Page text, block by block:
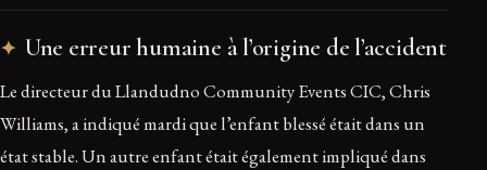
Une erreur humaine à l’origine de l’accident
Le directeur du Llandudno Community Events CIC, Chris
Williams, a indiqué mardi que l’enfant blessé était dans un
état stable. Un autre enfant était également impliqué dans